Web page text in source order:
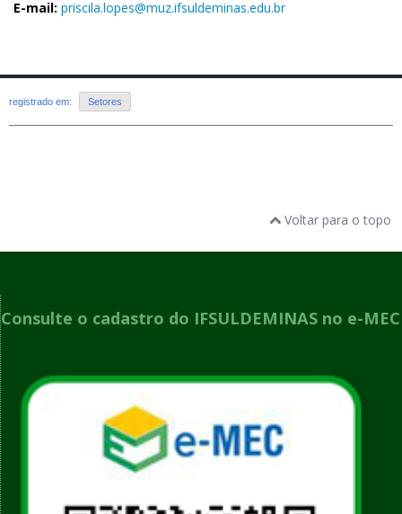
E-mail: priscila.lopes@muz.ifsuldeminas.edu.br
registrado em: Setores
Voltar para o topo
Consulte o cadastro do IFSULDEMINAS no e-MEC